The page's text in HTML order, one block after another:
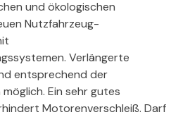
und ökologischen
Nutzfahrzeug-
Verlängerte
entsprechend der
Ein sehr gutes
Motorenverschleiß. Darf